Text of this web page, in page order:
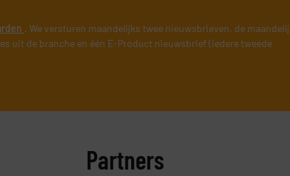
. We versturen maandelijks twee nieuwsbrieven, de
uit de branche en één E-Product nieuwsbrief (iedere tweede
Partners